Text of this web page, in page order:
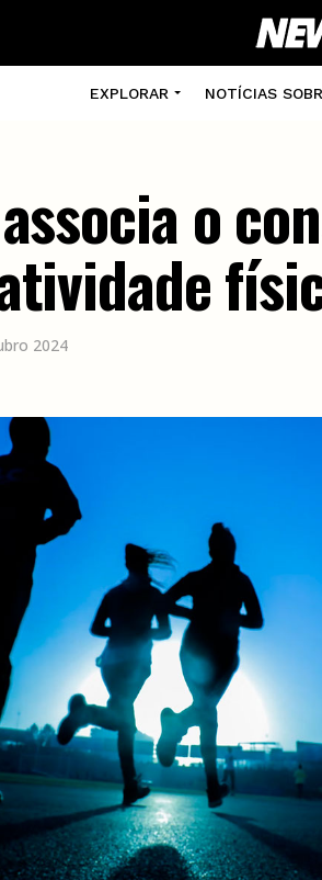
EXPLORAR NOTÍCIAS
o
2024